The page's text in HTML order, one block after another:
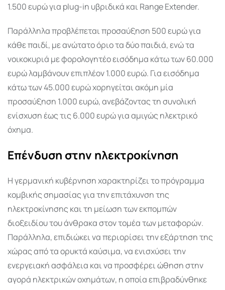
1.500 ευρώ για plug-in υβριδικά και Range Extender.
Παράλληλα προβλέπεται προσαύξηση 500 ευρώ για
κάθε παιδί, με ανώτατο όριο τα δύο παιδιά, ενώ τα
νοικοκυριά με φορολογητέο εισόδημα κάτω των 60.000
ευρώ λαμβάνουν επιπλέον 1.000 ευρώ. Για εισόδημα
κάτω των 45.000 ευρώ χορηγείται ακόμη μία
προσαύξηση 1.000 ευρώ, ανεβάζοντας τη συνολική
ενίσχυση έως τις 6.000 ευρώ για αμιγώς ηλεκτρικό
όχημα.
Επένδυση στην ηλεκτροκίνηση
Η γερμανική κυβέρνηση χαρακτηρίζει το πρόγραμμα
κομβικής σημασίας για την επιτάχυνση της
ηλεκτροκίνησης και τη μείωση των εκπομπών
διοξειδίου του άνθρακα στον τομέα των μεταφορών.
Παράλληλα, επιδιώκει να περιορίσει την εξάρτηση της
χώρας από τα ορυκτά καύσιμα, να ενισχύσει την
ενεργειακή ασφάλεια και να προσφέρει ώθηση στην
αγορά ηλεκτρικών οχημάτων, η οποία επιβραδύνθηκε